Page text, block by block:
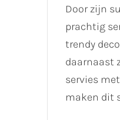
Door zijn
prachtig
trendy
daarnaast
servies
maken dit